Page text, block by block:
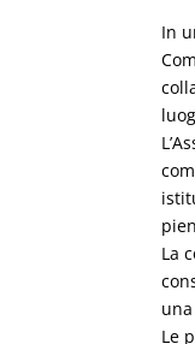
In
La
Le